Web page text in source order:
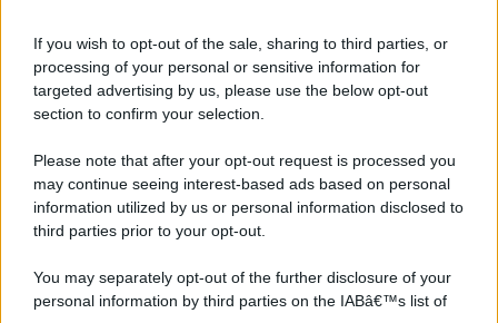
If you wish to opt-out of the sale, sharing to third parties, or
processing of your personal or sensitive information for
targeted advertising by us, please use the below opt-out
section to confirm your selection.
Please note that after your opt-out request is processed you
may continue seeing interest-based ads based on personal
information utilized by us or personal information disclosed to
third parties prior to your opt-out.
You may separately opt-out of the further disclosure of your
personal information by third parties on the IABâ€™s list of